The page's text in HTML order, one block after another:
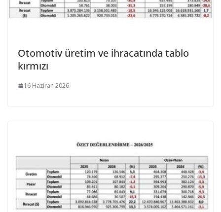
Otomotiv üretim ve ihracatında tablo
kırmızı
16 Haziran 2026